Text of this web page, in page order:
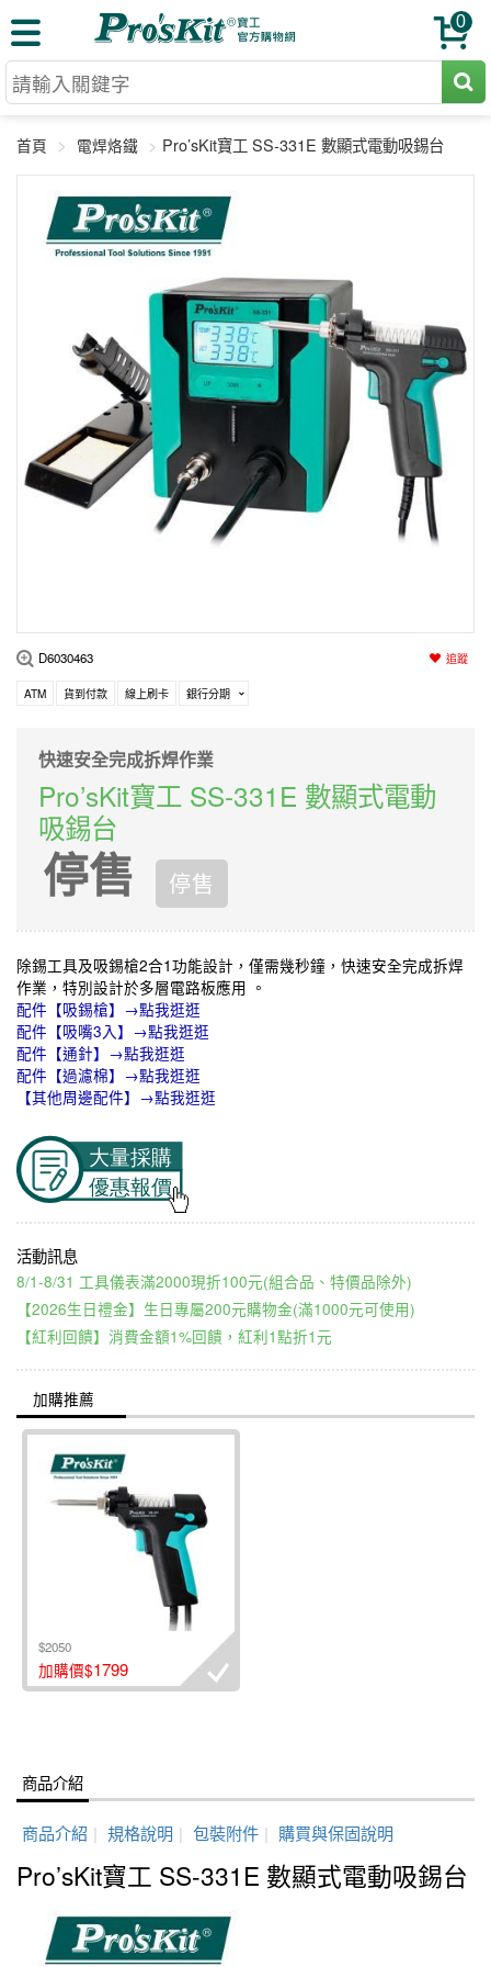
0
壓著鉗
起子工具
手鉗工具
放大工具
精密鑷子
綜合工具
電動工具
電磨/電鑽組
烙鐵頭
通訊儀器
環境儀錶
各式鉤錶
驗電筆
A+B 組合
初階款8+
中階款12＋
高階挑戰款
課程教材
編程系列
多合一系列
報價諮詢
訂單查詢
售後服務
聯絡客服
科玩補件
舊換新方案
新品上市
工具組合
家用網路
首頁 電焊烙鐵 Pro’sKit寶工 SS-331E 數顯式電動吸錫台
D6030463 追蹤
ATM 貨到付款 線上刷卡 銀行分期
快速安全完成拆焊作業
Pro’sKit寶工 SS-331E 數顯式電動
吸錫台
停售 停售
除錫工具及吸錫槍2合1功能設計，僅需幾秒鐘，快速安全完成拆焊
作業，特別設計於多層電路板應用 。
配件【吸錫槍】→點我逛逛
配件【吸嘴3入】→點我逛逛
配件【通針】→點我逛逛
配件【過濾棉】→點我逛逛
【其他周邊配件】→點我逛逛
8/1-8/31 工具儀表滿2000現折100元(組合品、特價品除外)
【2026生日禮金】生日專屬200元購物金(滿1000元可使用)
【紅利回饋】消費金額1%回饋，紅利1點折1元
加購推薦
$2050
加購價$1799
商品介紹
商品介紹 | 規格說明 | 包裝附件 | 購買與保固說明
Pro’sKit寶工 SS-331E 數顯式電動吸錫台